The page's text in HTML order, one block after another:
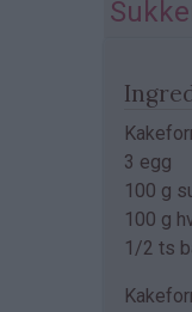
3 egg
100 g
100 g
1/2 ts